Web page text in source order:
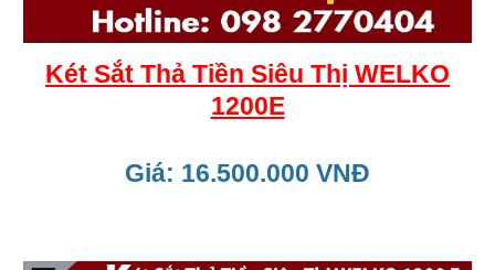
Két Sắt Thả Tiền Siêu Thị WELKO
1200E
Giá: 16.500.000 VNĐ